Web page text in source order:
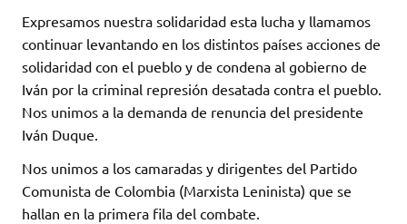
Expresamos nuestra solidaridad esta lucha y llamamos
continuar levantando en los distintos países acciones de
solidaridad con el pueblo y de condena al gobierno de
Iván por la criminal represión desatada contra el pueblo.
Nos unimos a la demanda de renuncia del presidente
Iván Duque.
Nos unimos a los camaradas y dirigentes del Partido
Comunista de Colombia (Marxista Leninista) que se
hallan en la primera fila del combate.